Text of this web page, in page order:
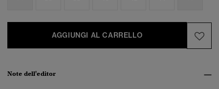
AGGIUNGI AL CARRELLO
Note dell'editor